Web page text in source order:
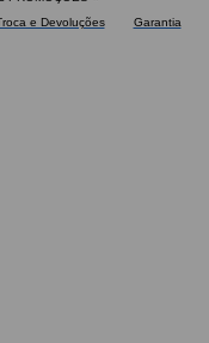
e Devoluções Garantia